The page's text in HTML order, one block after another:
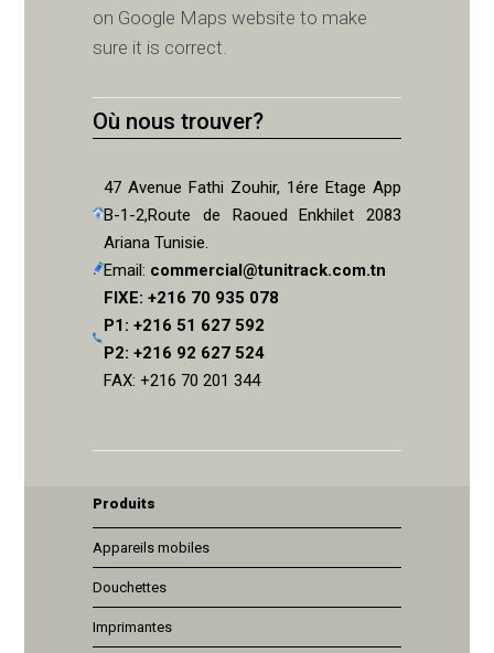
on Google Maps website to make
sure it is correct.
Où nous trouver?
47 Avenue Fathi Zouhir, 1ére Etage App
B-1-2,Route de Raoued Enkhilet 2083
Ariana Tunisie.
Email: commercial@tunitrack.com.tn
FIXE: +216 70 935 078
P1: +216 51 627 592
P2: +216 92 627 524
FAX: +216 70 201 344
Produits
Appareils mobiles
Douchettes
Imprimantes